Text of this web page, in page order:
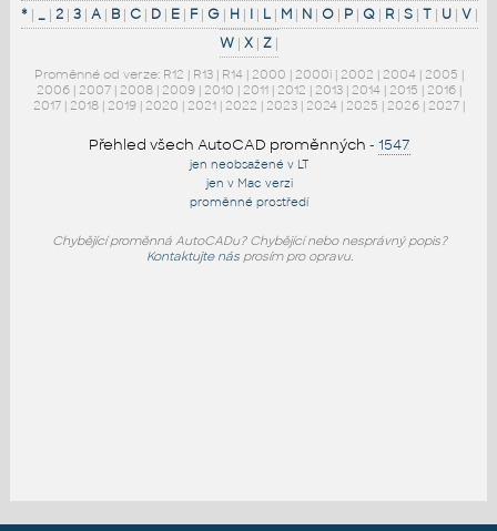
*| _| 2| 3| A| B| C| D| E| F| G| H | I| L| M| N| O| P| Q| R| S| T| U| V|
W | X | Z |
Proměnné od verze: R12 | R13 | R14 | 2000 | 2000i | 2002 | 2004 | 2005 |
2006 | 2007 | 2008 | 2009 | 2010 | 2011 | 2012 | 2013 | 2014 | 2015 | 2016 |
2017 | 2018 | 2019 | 2020 | 2021 | 2022 | 2023 | 2024 | 2025 | 2026 | 2027 |
Přehled všech AutoCAD proměnných - 1547
jen neobsažené v LT
jen v Mac verzi
proměnné prostředí
Chybějící proměnná AutoCADu? Chybějící nebo nesprávný popis?
Kontaktujte násprosím pro opravu.